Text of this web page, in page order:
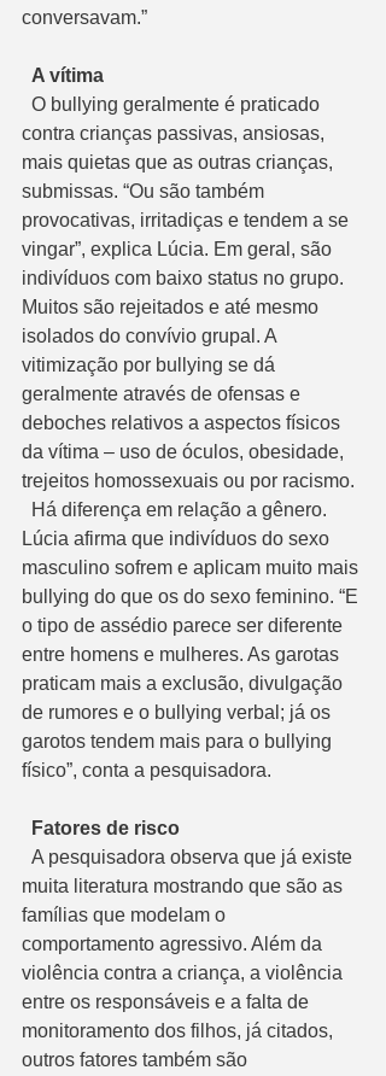
conversavam.”
  A vítima
contra crianças passivas, ansiosas,
mais quietas que as outras crianças,
submissas. “Ou são também
provocativas, irritadiças e tendem a se
vingar”, explica Lúcia. Em geral, são
indivíduos com baixo status no grupo.
Muitos são rejeitados e até mesmo
isolados do convívio grupal. A
vitimização por bullying se dá
geralmente através de ofensas e
deboches relativos a aspectos físicos
da vítima – uso de óculos, obesidade,
trejeitos homossexuais ou por racismo.
Lúcia afirma que indivíduos do sexo
masculino sofrem e aplicam muito mais
bullying do que os do sexo feminino. “E
o tipo de assédio parece ser diferente
entre homens e mulheres. As garotas
praticam mais a exclusão, divulgação
de rumores e o bullying verbal; já os
garotos tendem mais para o bullying
físico”, conta a pesquisadora.
  Fatores de risco
muita literatura mostrando que são as
famílias que modelam o
comportamento agressivo. Além da
violência contra a criança, a violência
entre os responsáveis e a falta de
monitoramento dos filhos, já citados,
outros fatores também são